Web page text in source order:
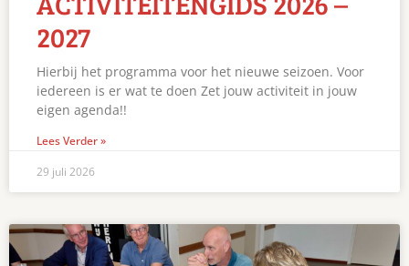
2027
Hierbij het programma voor het nieuwe seizoen. Voor
iedereen is er wat te doen Zet jouw activiteit in jouw
eigen agenda!!
Lees Verder »
29 juli 2026